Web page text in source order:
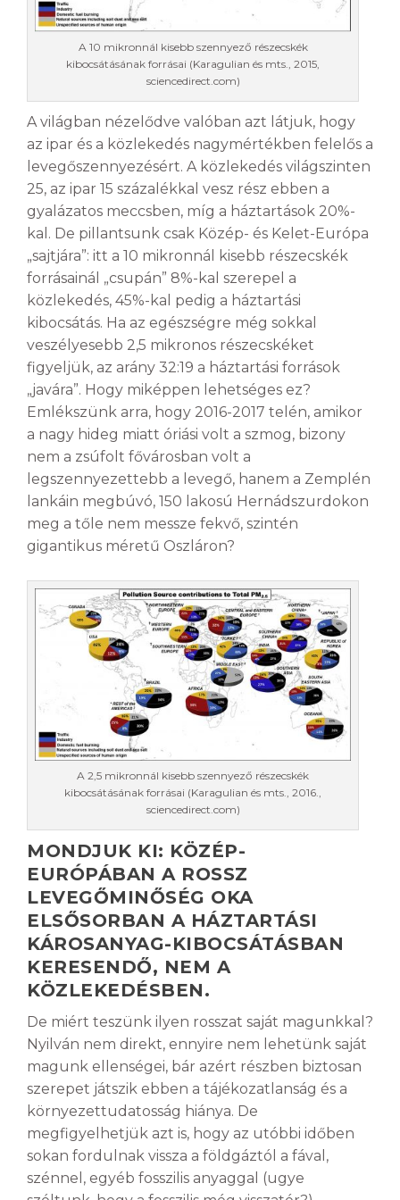
A 10 mikronnál kisebb szennyező részecskék
kibocsátásának forrásai (Karagulian és mts., 2015,
sciencedirect.com)
A világban nézelődve valóban azt látjuk, hogy
az ipar és a közlekedés nagymértékben felelős a
levegőszennyezésért. A közlekedés világszinten
25, az ipar 15 százalékkal vesz rész ebben a
gyalázatos meccsben, míg a háztartások 20%-
kal. De pillantsunk csak Közép- és Kelet-Európa
„sajtjára”: itt a 10 mikronnál kisebb részecskék
forrásainál „csupán” 8%-kal szerepel a
közlekedés, 45%-kal pedig a háztartási
kibocsátás. Ha az egészségre még sokkal
veszélyesebb 2,5 mikronos részecskéket
figyeljük, az arány 32:19 a háztartási források
„javára”. Hogy miképpen lehetséges ez?
Emlékszünk arra, hogy 2016-2017 telén, amikor
a nagy hideg miatt óriási volt a szmog, bizony
nem a zsúfolt fővárosban volt a
legszennyezettebb a levegő, hanem a Zemplén
lankáin megbúvó, 150 lakosú Hernádszurdokon
meg a tőle nem messze fekvő, szintén
gigantikus méretű Oszláron?
A 2,5 mikronnál kisebb szennyező részecskék
kibocsátásának forrásai (Karagulian és mts., 2016.,
sciencedirect.com)
MONDJUK KI: KÖZÉP-
EURÓPÁBAN A ROSSZ
LEVEGŐMINŐSÉG OKA
ELSŐSORBAN A HÁZTARTÁSI
KÁROSANYAG-KIBOCSÁTÁSBAN
KERESENDŐ, NEM A
KÖZLEKEDÉSBEN.
De miért teszünk ilyen rosszat saját magunkkal?
Nyilván nem direkt, ennyire nem lehetünk saját
magunk ellenségei, bár azért részben biztosan
szerepet játszik ebben a tájékozatlanság és a
környezettudatosság hiánya. De
megfigyelhetjük azt is, hogy az utóbbi időben
sokan fordulnak vissza a földgáztól a fával,
szénnel, egyéb fosszilis anyaggal (ugye